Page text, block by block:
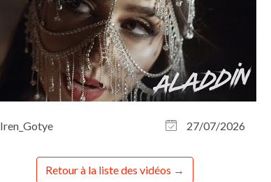
Iren_Gotye 27/07/2026
Retour à la liste des vidéos